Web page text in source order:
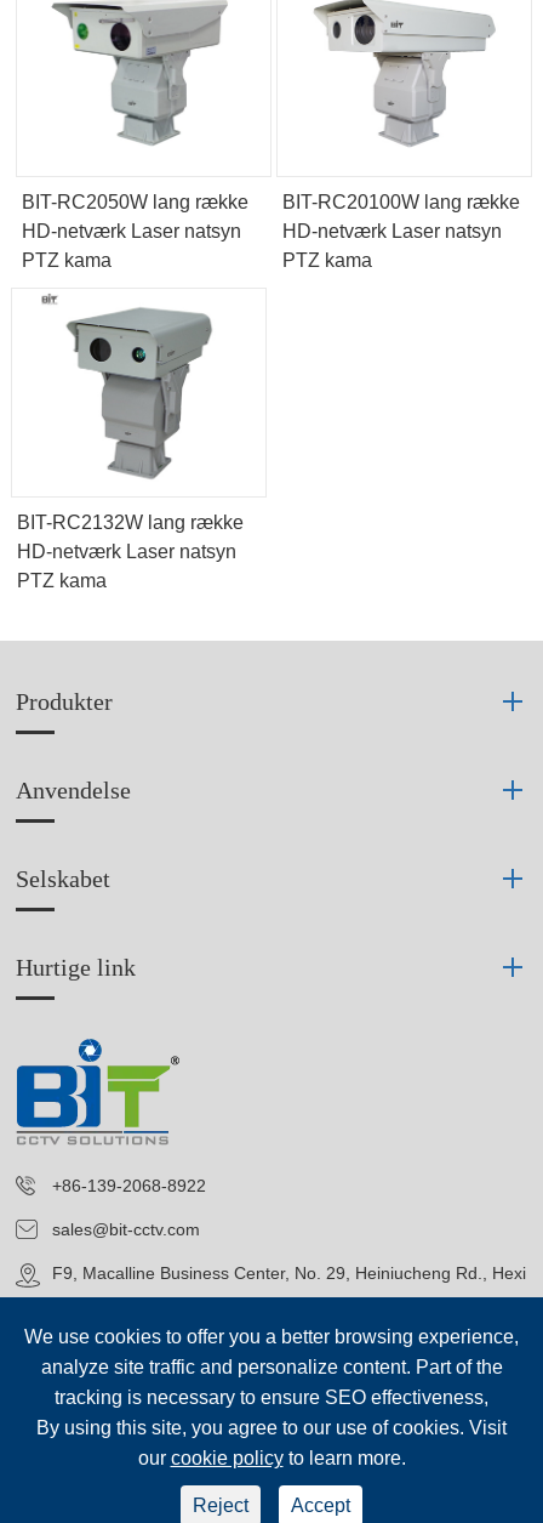
BIT-RC2050W lang række
HD-netværk Laser natsyn
PTZ kama
BIT-RC20100W lang række
HD-netværk Laser natsyn
PTZ kama
BIT-RC2132W lang række
HD-netværk Laser natsyn
PTZ kama
Produkter
Anvendelse
Selskabet
Hurtige link
+86-139-2068-8922
sales@bit-cctv.com
F9, Macalline Business Center, No. 29, Heiniucheng Rd., Hexi
Ophavsret©Blue Icon (Tianjin) Technology Co., Ltd.
rettigheder forbeholdes.
Sitemap Fortrolighedspolitik
We use cookies to offer you a better browsing experience,
analyze site traffic and personalize content. Part of the
tracking is necessary to ensure SEO effectiveness,
By using this site, you agree to our use of cookies. Visit
our cookie policyto learn more.
Reject Accept